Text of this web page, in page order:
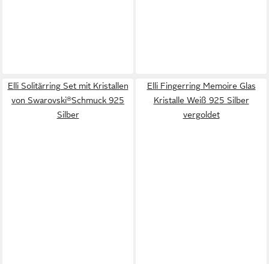
Elli Solitärring Set mit Kristallen
von Swarovski®Schmuck 925
Silber
Elli Fingerring Memoire Glas
Kristalle Weiß 925 Silber
vergoldet